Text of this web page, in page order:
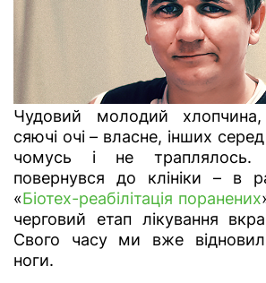
Чудовий молодий
сяючі очі – власне, інших
чомусь і не
повернувся до клініки – в
«Біотех-реабілітація поранених
черговий етап лікування
Свого часу ми вже
ноги.